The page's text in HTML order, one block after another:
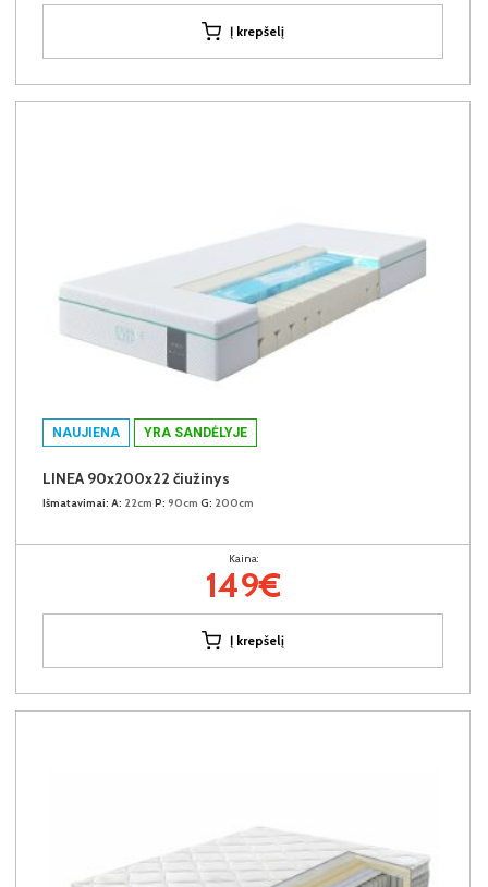
Į krepšelį
NAUJIENA YRA SANDĖLYJE
LINEA 90x200x22 čiužinys
Išmatavimai: A: 22cm P: 90cm G: 200cm
Kaina:
149€
Į krepšelį